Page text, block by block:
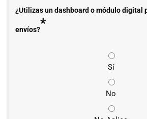
¿Utilizas un dashboard o módulo digital
envíos?*
Sí
No